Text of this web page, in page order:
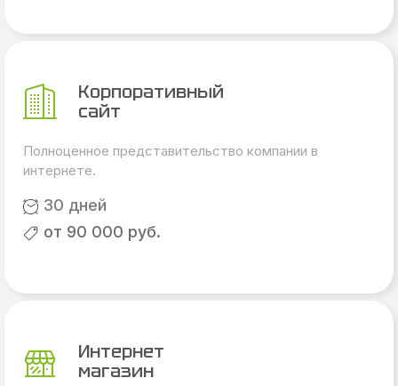
Корпоративный
сайт
Полноценное представительство компании в
интернете.
30 дней
от 90 000 руб.
Интернет
магазин